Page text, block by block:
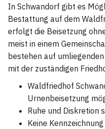
In Schwandorf gibt es
Bestattung auf dem
erfolgt die Beisetzung
meist in einem
bestehen auf
mit der zuständigen
Waldfriedhof
Urnenbeisetzung
Ruhe und Diskretion
Keine